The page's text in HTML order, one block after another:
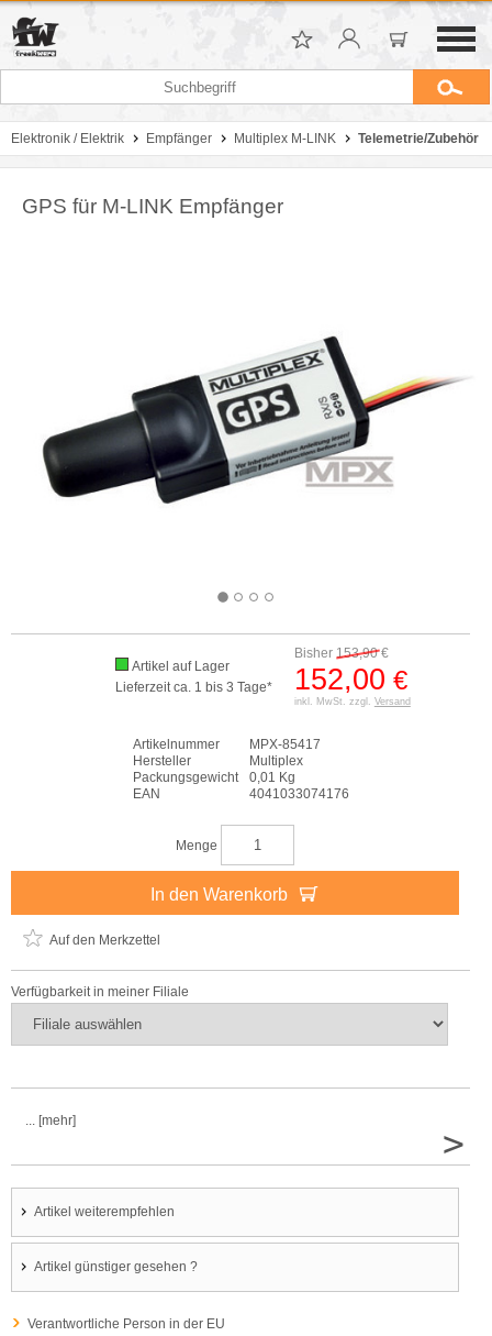
Elektronik / Elektrik Empfänger Multiplex M-LINK Telemetrie/Zubehör
GPS für M-LINK Empfänger
Bisher 153,90€
152,00 €
inkl. MwSt. zzgl. Versand
Artikel auf Lager
Lieferzeit ca. 1 bis 3 Tage*
Artikelnummer
MPX-85417
Hersteller
Multiplex
Packungsgewicht
0,01 Kg
EAN
4041033074176
Menge
In den Warenkorb
Auf den Merkzettel
Verfügbarkeit in meiner Filiale
... [mehr]
>
Artikel weiterempfehlen
Artikel günstiger gesehen ?
Verantwortliche Person in der EU